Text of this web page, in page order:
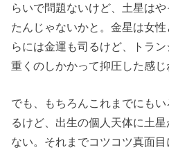
らいで問題ないけど、土星は
たんじゃないかと。金星は女
らには金運も司るけど、トラ
重くのしかかって抑圧した感じ
でも、もちろんこれまでにも
るけど、出生の個人天体に土
ない。それまでコツコツ真面